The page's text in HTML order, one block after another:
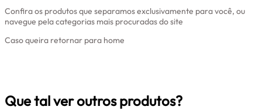
Confira os produtos que separamos exclusivamente para você, ou
navegue pela categorias mais procuradas do site
Caso queira retornar para home
Que tal ver outros produtos?